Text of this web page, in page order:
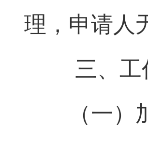
理，申请人
三、
（一